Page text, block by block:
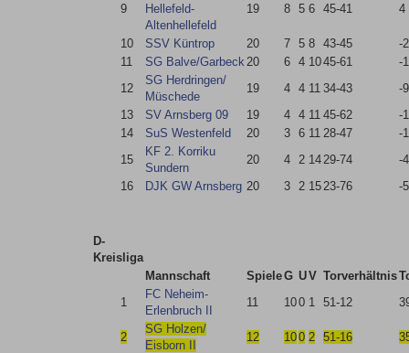
9
Hellefeld-
Altenhellefeld
19 8 5 6 45-41 4
10 SSV Küntrop 20 7 5 8 43-45
-2
11
SG Balve/​Garbeck20 6 4 1045-61
-
12
SG Herdringen/​
Müschede
19 4 4 11 34-43
-9
13
SV Arnsberg 09 19 4 4 11 45-62
-
14
SuS Westenfeld 20 3 6 11 28-47
-
15
KF 2. Korriku
Sundern
20 4 2 1429-74
-
16
DJK GW Arnsberg 20 3 2 1523-76 -
D-
Kreisliga
Mannschaft
SpieleG UV Torverhältnis
1
FC Neheim-
Erlenbruch II
11 100 1 51-12
2
SG Holzen/​
Eisborn II
12 100 2 51-16